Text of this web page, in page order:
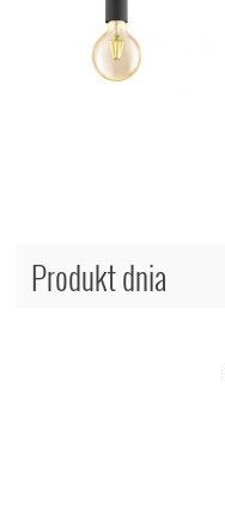
Produkt dnia